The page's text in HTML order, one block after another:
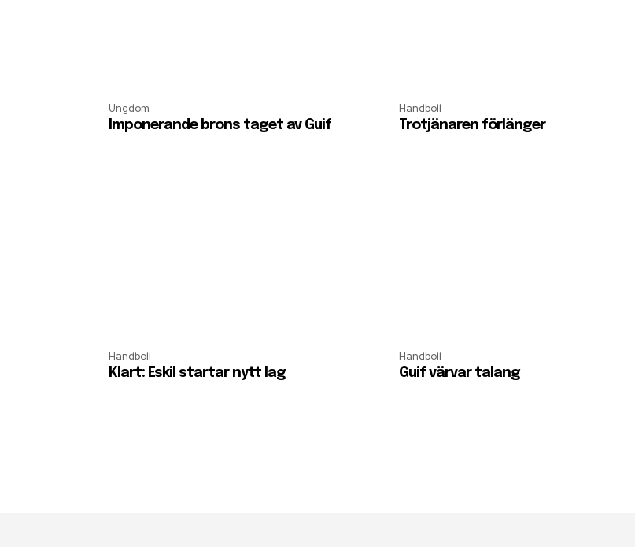
Ungdom
Imponerande brons taget av Guif
Handboll
Trotjänaren förlänger
Handboll
Klart: Eskil startar nytt lag
Handboll
Guif värvar talang